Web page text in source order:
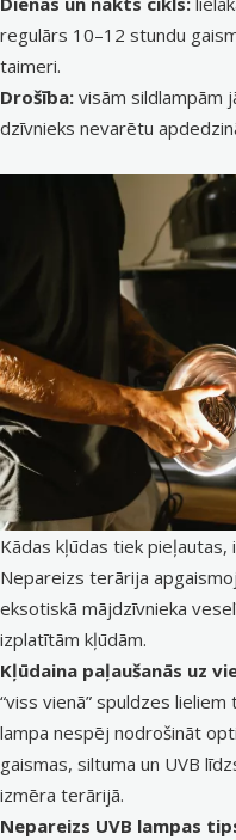
regulārs 10–12 stundu
taimeri.
Drošība: visām sildlampām
dzīvnieks nevarētu
Kādas kļūdas tiek
Nepareizs terārija
eksotiskā mājdzīvnieka
izplatītām kļūdām.
Kļūdaina paļaušanās uz
“viss vienā” spuldzes
lampa nespēj nodrošināt
gaismas, siltuma un UVB
izmēra terārijā.
Nepareizs UVB lampas